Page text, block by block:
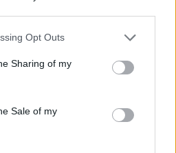
app uses one or more Google
behaviour. You may click to
and its third-party tags to
purposes in below Google
Opt Outs
Sharing of my
Sale of my
S
a
precedente